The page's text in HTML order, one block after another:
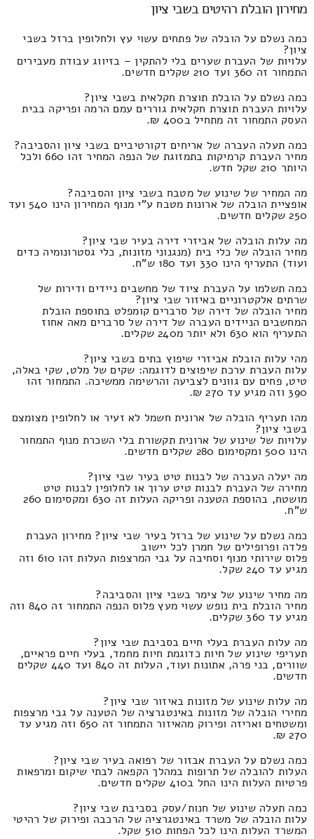
מחירון הובלת רהיטים בשבי ציון
כמה נשלם על הובלה של פתחים עשוי עץ ולחלופין ברזל בשבי
ציון?
עלויות של העברת שערים בלי להתקין – בזיווג עבודת מעבירים
התמחור זה 360 ועד 210 שקלים חדשים.
כמה נשלם על הובלת תוצרת חקלאית בשבי ציון?
עלויות העברת תוצרת חקלאית גוררים עמם הרמה ופריקה בבית
העסק התמחור זה מתחיל ב400 ₪.
כמה תעלה העברה של אריחים דקורטיביים בשבי ציון והסביבה?
מחיר העברת קרמיקות בתמזוגת של הנפה המחיר זהו 660 ולכל
היותר 210 שקל חדש.
מה המחיר של שינוע של מטבח בשבי ציון והסביבה?
אופציית הובלה של ארונות מטבח ע"י מנוף המחירון הינו 540 ועד
250 שקלים חדשים.
מה עלות הובלה של אביזרי דירה בעיר שבי ציון?
מחיר הובלה של כלי בית (מנגנוני מזונות, כלי גסטרונומיה כדים
ועוד) התעריף הינו 330 ועד 180 ש"ח.
כמה תשלמו על העברת ציוד של מחשבים ניידים ודירות של
שרתים אלקטרוניים באיזור שבי ציון?
מחיר הובלה של דירה של סרברים קומפלט בתוספת הובלת
המחשבים הניידים העברה של דירה של סרברים מאה אחוז
התעריף הוא 630 ולא יותר מ240 שקלים.
מהי עלות הובלת אביזרי שיפוץ בתים בשבי ציון?
עלות העברת ערכת שיפוצים לדוגמה: שקים של מלט, שקי באלה,
טיט, פחים עם גוונים לצביעה והרשימה ממשיכה. התמחור זהו
390 וזה מגיע עד 270 ₪.
מהו תעריף הובלה של ארונית חשמל לא זעיר או לחלופין מצומצם
בשבי ציון?
עלויות של שינוע של ארונית תקשורת בלי השכרת מנוף התמחור
הינו 500 ומקסימום 280 שקלים חדשים.
מה יעלה העברה של לבנות טיט בעיר שבי ציון?
מחירה של העברת לבנות טיט ערוך או לחלופין לבנות טיט
מושטח, בהוספת הטענה ופריקה העלות זה 630 ומקסימום 260
ש"ח.
כמה נשלם על שינוע של ברזל בעיר שבי ציון? מחירון העברת
פלדה ופרופילים של חמרן לכל יישוב
פלוס שירותי מנוף וסחיבה על גבי המרצפות העלות זהו 610 וזה
מגיע עד 240 שקל.
מה מחיר שינוע של צימר בשבי ציון והסביבה?
מחיר הובלת בית נופש עשוי מעץ פלוס הנפה התמחור זה 840 וזה
מגיע עד 360 שקלים.
מה עלות העברת בעלי חיים בסביבת שבי ציון?
תעריפי שינוע של חיות כדוגמת חיות מחמד, בעלי חיים פראיים,
שוורים, בני פרה, אתונות ועוד, העלות זה 840 ועד 440 שקלים
חדשים.
מה עלות שינוע של מזונות באיזור שבי ציון?
מחירי הובלה של מזונות באינטגרציה של הטענה על גבי מרצפות
ומשטחים ואריזה ופירוק מהאיזור התמחור זה 650 וזה מגיע עד
270 ₪.
כמה נשלם על העברת אבזור של רפואה בעיר שבי ציון?
העלות להובלה של תרופות במהלך הקפאה לבתי שיקום ומרפאות
פרטיות העלות הינו החל ב410 שקלים חדשים.
כמה תעלה שינוע של חנות/עסק בסביבת שבי ציון?
עלות הובלה של משרד באינטגרציה של הרכבה ופירוק של רהיטי
המשרד העלות הינו לכל הפחות 510 שקל.